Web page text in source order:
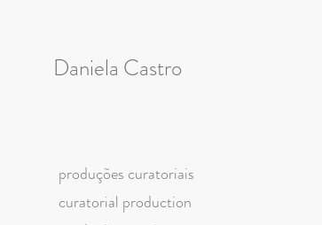
produções curatoriais
curatorial production
Daniela Castro